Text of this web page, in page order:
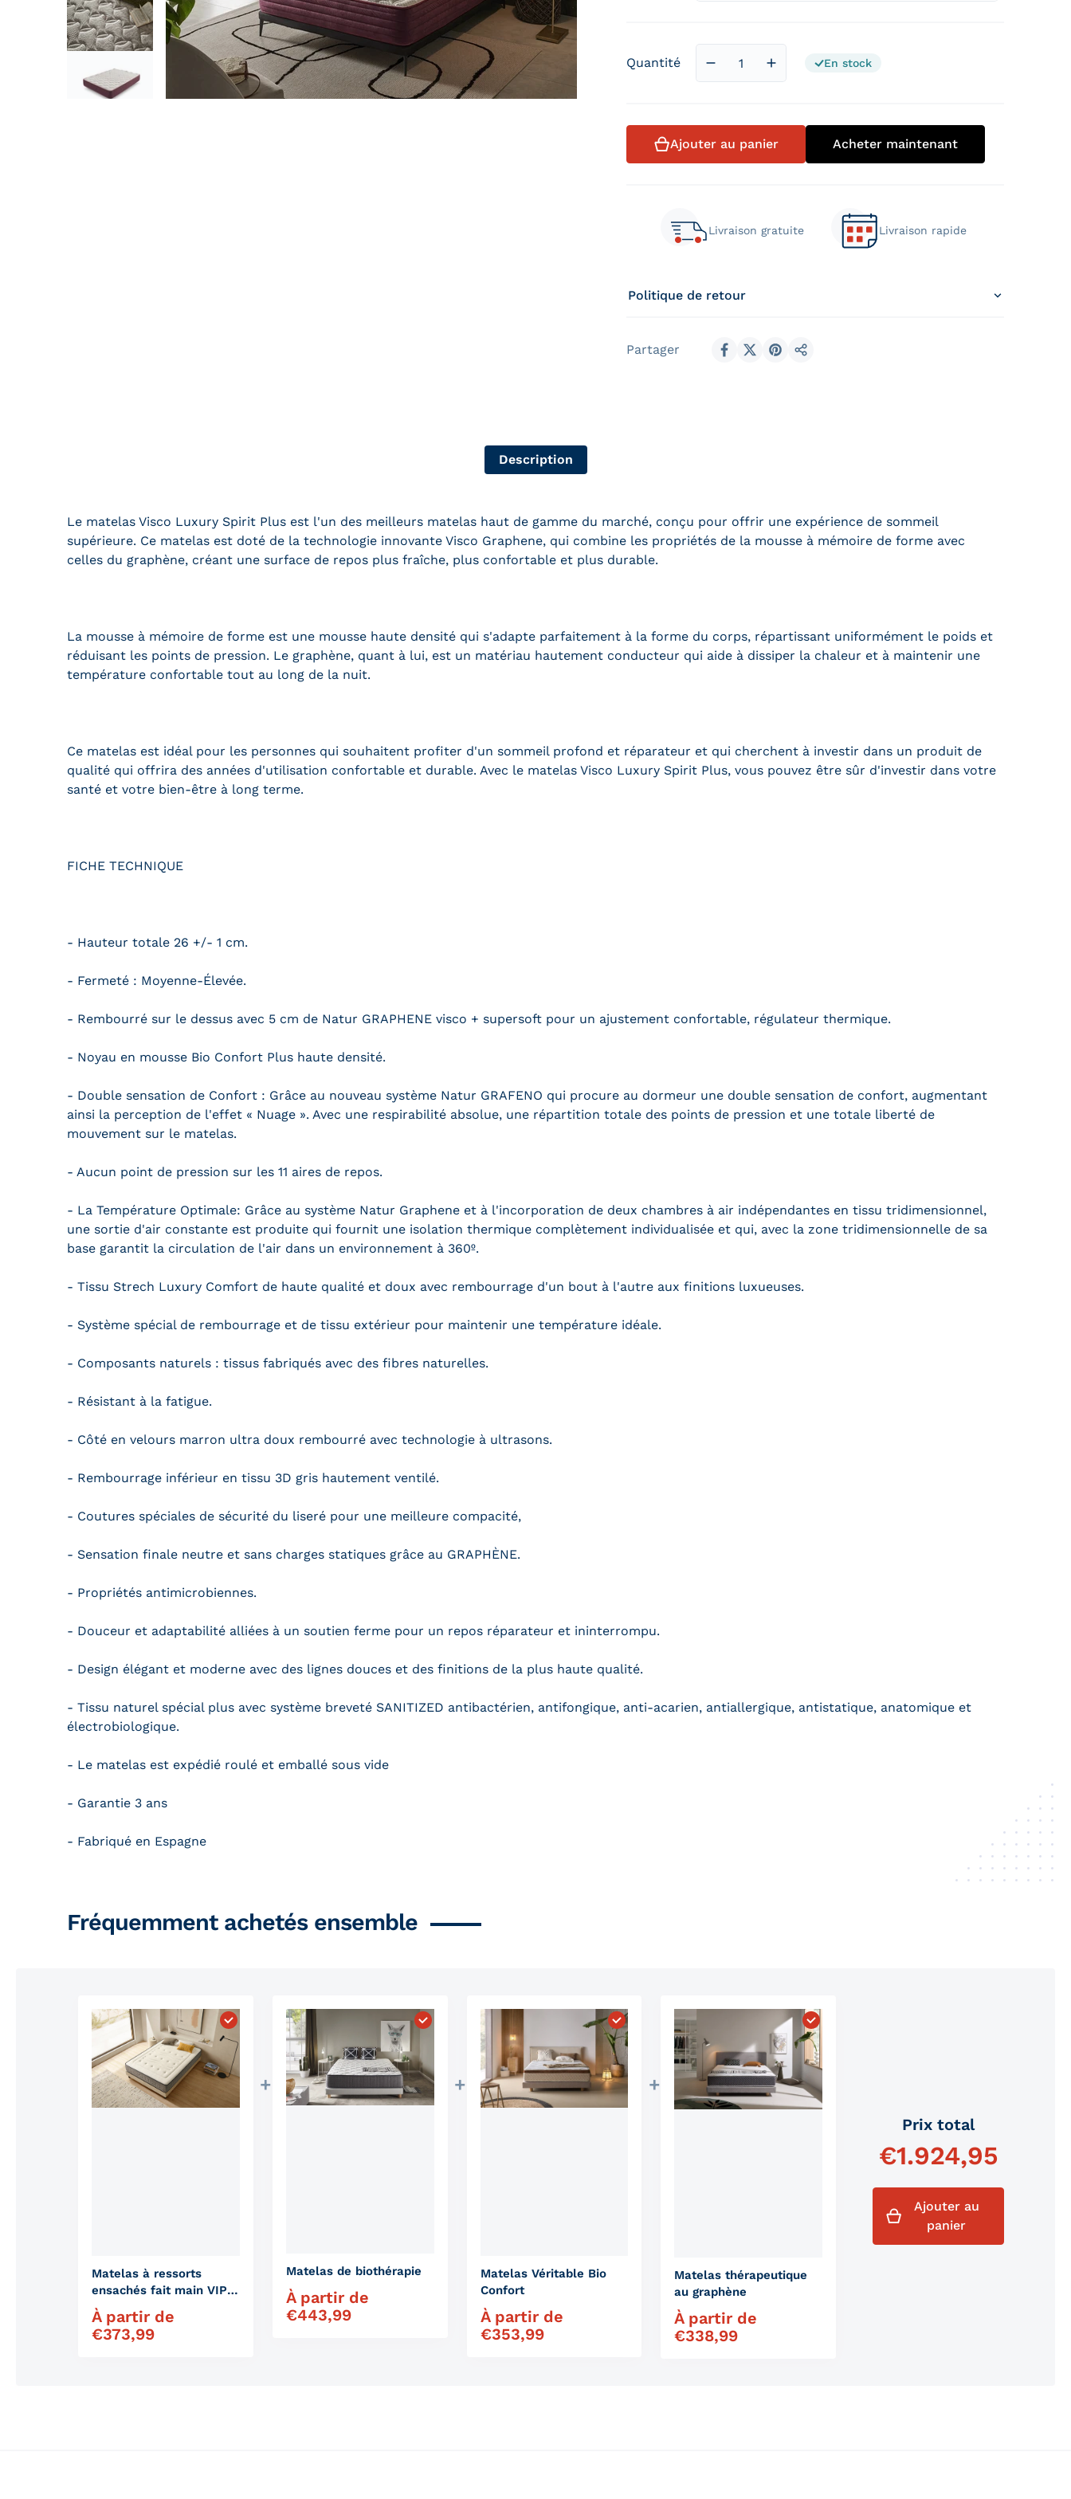
Quantité
Diminuer la quantité pour Matelas Visco Luxury Spirit
Augmenter la quantité pour Matelas Visco
En stock
Ajouter au panier Acheter maintenant
Livraison gratuite Livraison rapide
Politique de retour
Partager
Partager sur Facebook
Partager sur X
Épingler sur Pinterest
Partager
Description
Le matelas Visco Luxury Spirit Plus est l'un des meilleurs matelas haut de gamme du marché, conçu pour offrir une expérience de sommeil
supérieure. Ce matelas est doté de la technologie innovante Visco Graphene, qui combine les propriétés de la mousse à mémoire de forme avec
celles du graphène, créant une surface de repos plus fraîche, plus confortable et plus durable.
La mousse à mémoire de forme est une mousse haute densité qui s'adapte parfaitement à la forme du corps, répartissant uniformément le poids et
réduisant les points de pression. Le graphène, quant à lui, est un matériau hautement conducteur qui aide à dissiper la chaleur et à maintenir une
température confortable tout au long de la nuit.
Ce matelas est idéal pour les personnes qui souhaitent profiter d'un sommeil profond et réparateur et qui cherchent à investir dans un produit de
qualité qui offrira des années d'utilisation confortable et durable. Avec le matelas Visco Luxury Spirit Plus, vous pouvez être sûr d'investir dans votre
santé et votre bien-être à long terme.
FICHE TECHNIQUE
- Hauteur totale 26 +/- 1 cm.
- Fermeté : Moyenne-Élevée.
- Rembourré sur le dessus avec 5 cm de Natur GRAPHENE visco + supersoft pour un ajustement confortable, régulateur thermique.
- Noyau en mousse Bio Confort Plus haute densité.
- Double sensation de Confort : Grâce au nouveau système Natur GRAFENO qui procure au dormeur une double sensation de confort, augmentant
ainsi la perception de l'effet « Nuage ». Avec une respirabilité absolue, une répartition totale des points de pression et une totale liberté de
mouvement sur le matelas.
- Aucun point de pression sur les 11 aires de repos.
- La Température Optimale: Grâce au système Natur Graphene et à l'incorporation de deux chambres à air indépendantes en tissu tridimensionnel,
une sortie d'air constante est produite qui fournit une isolation thermique complètement individualisée et qui, avec la zone tridimensionnelle de ​​sa
base garantit la circulation de l'air dans un environnement à 360º.
- Tissu Strech Luxury Comfort de haute qualité et doux avec rembourrage d'un bout à l'autre aux finitions luxueuses.
- Système spécial de rembourrage et de tissu extérieur pour maintenir une température idéale.
- Composants naturels : tissus fabriqués avec des fibres naturelles.
- Résistant à la fatigue.
- Côté en velours marron ultra doux rembourré avec technologie à ultrasons.
- Rembourrage inférieur en tissu 3D gris hautement ventilé.
- Coutures spéciales de sécurité du liseré pour une meilleure compacité,
- Sensation finale neutre et sans charges statiques grâce au GRAPHÈNE.
- Propriétés antimicrobiennes.
- Douceur et adaptabilité alliées à un soutien ferme pour un repos réparateur et ininterrompu.
- Design élégant et moderne avec des lignes douces et des finitions de la plus haute qualité.
- Tissu naturel spécial plus avec système breveté SANITIZED antibactérien, antifongique, anti-acarien, antiallergique, antistatique, anatomique et
électrobiologique.
- Le matelas est expédié roulé et emballé sous vide
- Garantie 3 ans
- Fabriqué en Espagne
Fréquemment achetés ensemble
Choisissez "Matelas à ressorts ensachés fait main VIP Nature"
Matelas à ressorts
ensachés fait main VIP
Nature
Prix régulier
À partir de
€373,99
Choisissez "Matelas de biothérapie"
Matelas de biothérapie
Prix régulier
À partir de
€443,99
Choisissez "Matelas Véritable Bio Confort"
Matelas Véritable Bio
Confort
Prix régulier
À partir de
€353,99
Choisissez "Matelas thérapeutique au
Matelas thérapeutique
au graphène
Prix régulier
À partir de
€338,99
Prix ​​total
€1.924,95
Ajouter au
panier